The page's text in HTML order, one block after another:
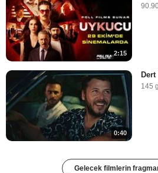
2:15
0:40
Dert
145
Gelecek filmlerin